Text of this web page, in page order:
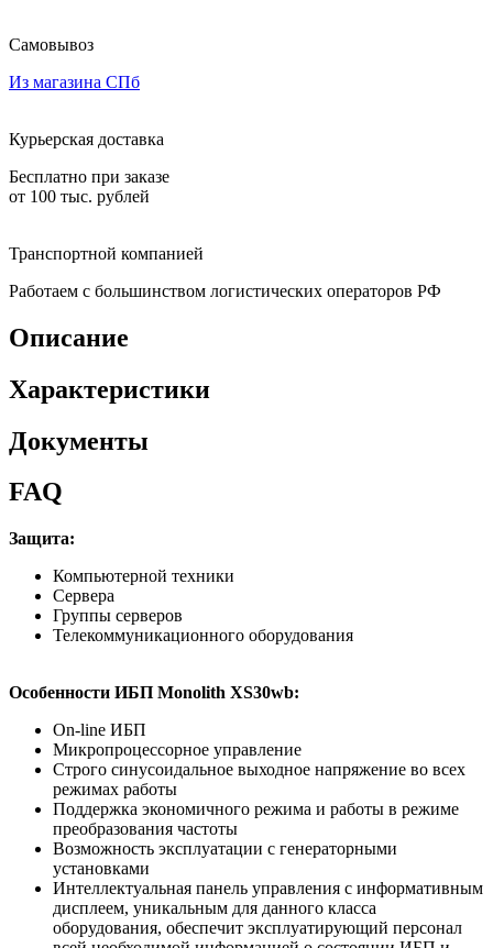
Самовывоз
Из магазина СПб
Курьерская доставка
Бесплатно при заказе
от 100 тыс. рублей
Транспортной компанией
Работаем с большинством логистических операторов РФ
Описание
Характеристики
Документы
FAQ
Защита:
Компьютерной техники
Сервера
Группы серверов
Телекоммуникационного оборудования
Особенности ИБП Monolith XS30wb:
On-line ИБП
Микропроцессорное управление
Строго синусоидальное выходное напряжение во всех
режимах работы
Поддержка экономичного режима и работы в режиме
преобразования частоты
Возможность эксплуатации с генераторными
установками
Интеллектуальная панель управления с информативным
дисплеем, уникальным для данного класса
оборудования, обеспечит эксплуатирующий персонал